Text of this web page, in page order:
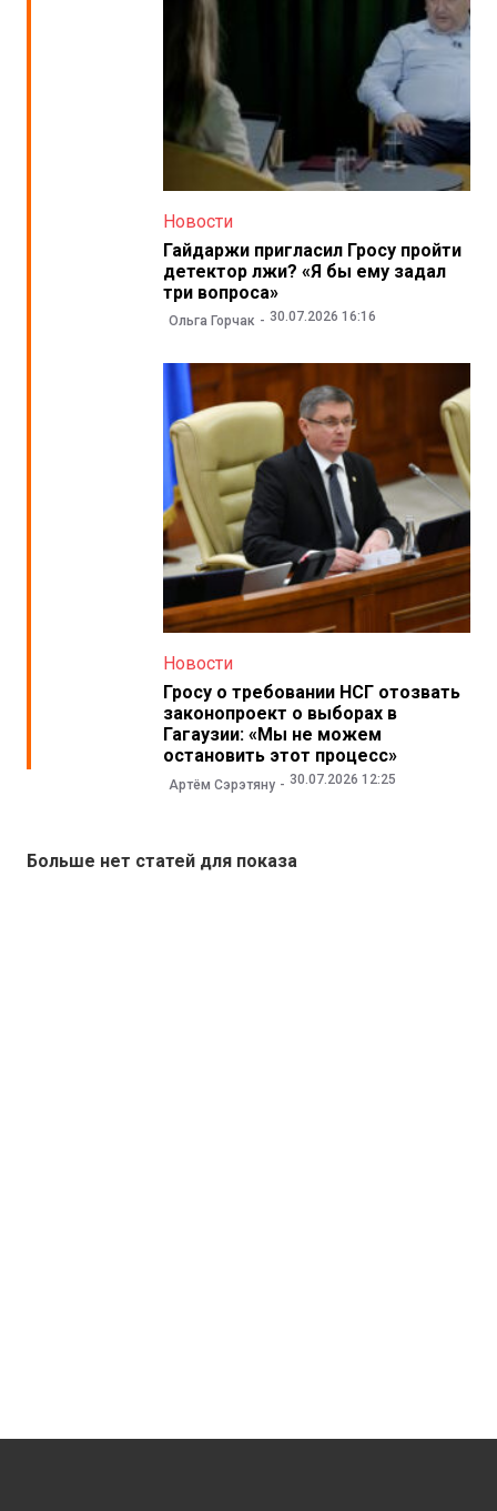
Новости
Гайдаржи пригласил Гросу пройти
детектор лжи? «Я бы ему задал
три вопроса»
Ольга Горчак 30.07.2026 16:16
Новости
Гросу о требовании НСГ отозвать
законопроект о выборах в
Гагаузии: «Мы не можем
остановить этот процесс»
Артём Сэрэтяну 30.07.2026 12:25
Больше нет статей для показа